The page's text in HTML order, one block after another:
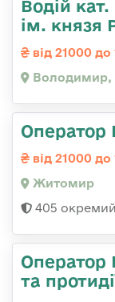
Водій
ім. князя
від 21000 до
Володимир,
Оператор
від 21000
Житомир
405
Оператор
та